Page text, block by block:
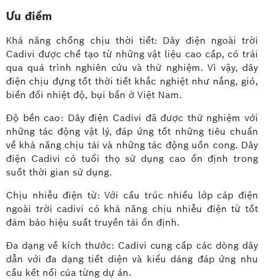
Ưu điểm
Khả năng chống chịu thời tiết: Dây điện ngoài trời
Cadivi được chế tạo từ những vật liệu cao cấp, có trải
qua quá trình nghiên cứu và thử nghiệm. Vì vậy, dây
điện chịu đựng tốt thời tiết khắc nghiệt như nắng, gió,
biến đổi nhiệt độ, bụi bẩn ở Việt Nam.
Độ bền cao: Dây điện Cadivi đã được thử nghiệm với
những tác động vật lý, đáp ứng tốt những tiêu chuẩn
về khả năng chịu tải và những tác động uốn cong. Dây
điện Cadivi có tuổi thọ sử dụng cao ổn định trong
suốt thời gian sử dụng.
Chịu nhiễu điện từ: Với cấu trúc nhiều lớp cáp điện
ngoài trời cadivi có khả năng chịu nhiễu điện từ tốt
đảm bảo hiệu suất truyền tải ổn định.
Đa dạng về kích thước: Cadivi cung cấp các dòng dây
dẫn với đa dạng tiết diện và kiểu dáng đáp ứng nhu
cầu kết nối của từng dự án.